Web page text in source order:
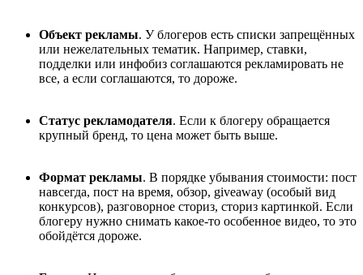
Объект рекламы. У блогеров есть списки запрещённых
или нежелательных тематик. Например, ставки,
подделки или инфобиз соглашаются рекламировать не
все, а если соглашаются, то дороже.
Статус рекламодателя. Если к блогеру обращается
крупный бренд, то цена может быть выше.
Формат рекламы. В порядке убывания стоимости: пост
навсегда, пост на время, обзор, giveaway (особый вид
конкурсов), разговорное сториз, сториз картинкой. Если
блогеру нужно снимать какое-то особенное видео, то это
обойдётся дороже.